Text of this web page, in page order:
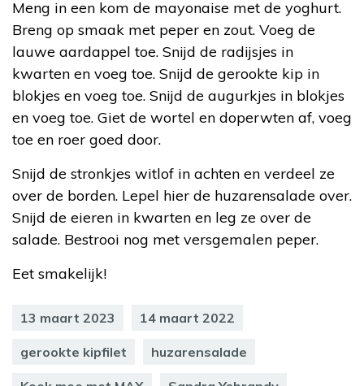
Meng in een kom de mayonaise met de yoghurt.
Breng op smaak met peper en zout. Voeg de
lauwe aardappel toe. Snijd de radijsjes in
kwarten en voeg toe. Snijd de gerookte kip in
blokjes en voeg toe. Snijd de augurkjes in blokjes
en voeg toe. Giet de wortel en doperwten af, voeg
toe en roer goed door.
Snijd de stronkjes witlof in achten en verdeel ze
over de borden. Lepel hier de huzarensalade over.
Snijd de eieren in kwarten en leg ze over de
salade. Bestrooi nog met versgemalen peper.
Eet smakelijk!
13 maart 2023 14 maart 2022
gerookte kipfilet huzarensalade